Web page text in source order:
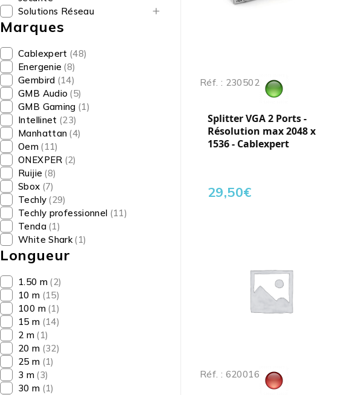
Solutions Réseau
Marques
Cablexpert (48)
Energenie (8)
Gembird (14)
GMB Audio (5)
GMB Gaming (1)
Intellinet (23)
Manhattan (4)
Oem (11)
ONEXPER (2)
Ruijie (8)
Sbox (7)
Techly (29)
Techly professionnel (11)
Tenda (1)
White Shark (1)
Longueur
1.50 m (2)
10 m (15)
100 m (1)
15 m (14)
2 m (1)
20 m (32)
25 m (1)
3 m (3)
30 m (1)
Réf. : 230502
Splitter VGA 2 Ports -
Résolution max 2048 x
1536 - Cablexpert
29,50€
Réf. : 620016